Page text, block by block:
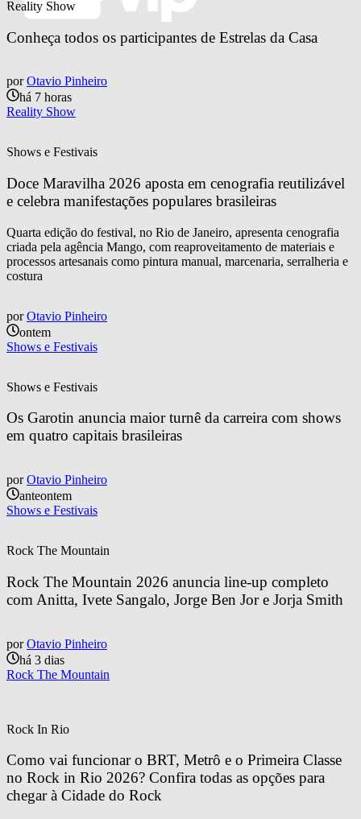
Reality Show
Conheça todos os participantes de Estrelas da Casa
por Otavio Pinheiro
há 7 horas
Reality Show
Shows e Festivais
Doce Maravilha 2026 aposta em cenografia reutilizável
e celebra manifestações populares brasileiras
Quarta edição do festival, no Rio de Janeiro, apresenta cenografia
criada pela agência Mango, com reaproveitamento de materiais e
processos artesanais como pintura manual, marcenaria, serralheria e
costura
por Otavio Pinheiro
ontem
Shows e Festivais
Shows e Festivais
Os Garotin anuncia maior turnê da carreira com shows
em quatro capitais brasileiras
por Otavio Pinheiro
anteontem
Shows e Festivais
Rock The Mountain
Rock The Mountain 2026 anuncia line-up completo
com Anitta, Ivete Sangalo, Jorge Ben Jor e Jorja Smith
por Otavio Pinheiro
há 3 dias
Rock The Mountain
Rock In Rio
Como vai funcionar o BRT, Metrô e o Primeira Classe
no Rock in Rio 2026? Confira todas as opções para
chegar à Cidade do Rock